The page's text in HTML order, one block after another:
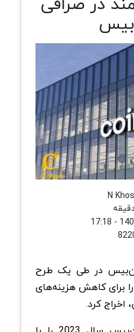
N
در طی یک طرح
خود را برای کاهش هزینه‌های
اخراج کرد.